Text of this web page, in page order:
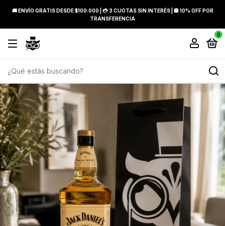
🚚 ENVÍO GRATIS DESDE $100.000 | 💳 3 CUOTAS SIN INTERÉS | 🏦 10% OFF POR
TRANSFERENCIA
0